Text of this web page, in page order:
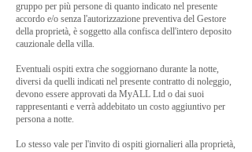
gruppo per più persone di quanto indicato nel presente
accordo e/o senza l'autorizzazione preventiva del Gestore
della proprietà, è soggetto alla confisca dell'intero deposito
cauzionale della villa.
Eventuali ospiti extra che soggiornano durante la notte,
diversi da quelli indicati nel presente contratto di noleggio,
devono essere approvati da MyALL Ltd o dai suoi
rappresentanti e verrà addebitato un costo aggiuntivo per
persona a notte.
Lo stesso vale per l'invito di ospiti giornalieri alla proprietà,